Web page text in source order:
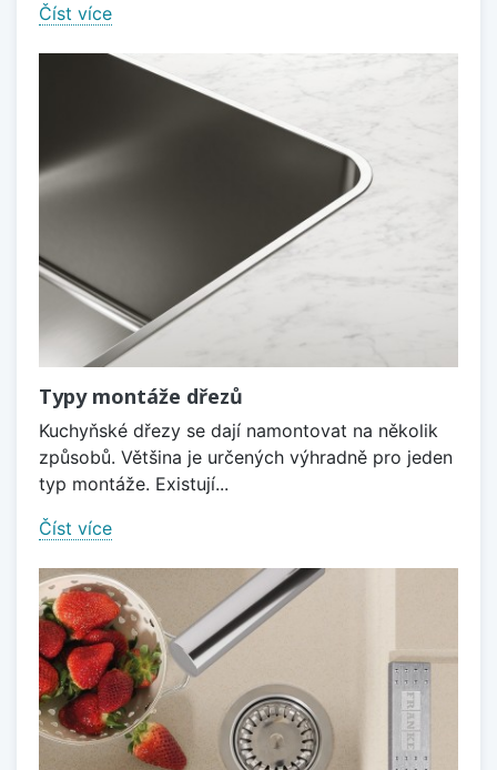
Číst více
Typy montáže dřezů
Kuchyňské dřezy se dají namontovat na několik
způsobů. Většina je určených výhradně pro jeden
typ montáže. Existují...
Číst více